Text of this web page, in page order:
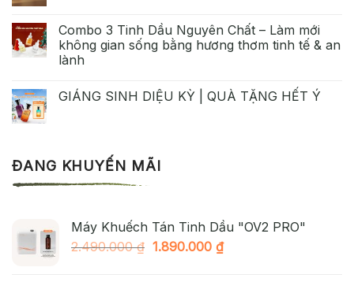
Combo 3 Tinh Dầu Nguyên Chất – Làm mới
không gian sống bằng hương thơm tinh tế & an
lành
GIÁNG SINH DIỆU KỲ | QUÀ TẶNG HẾT Ý
ĐANG KHUYẾN MÃI
Máy Khuếch Tán Tinh Dầu "OV2 PRO"
2.490.000₫ Giá
1.890.000 ₫Giá